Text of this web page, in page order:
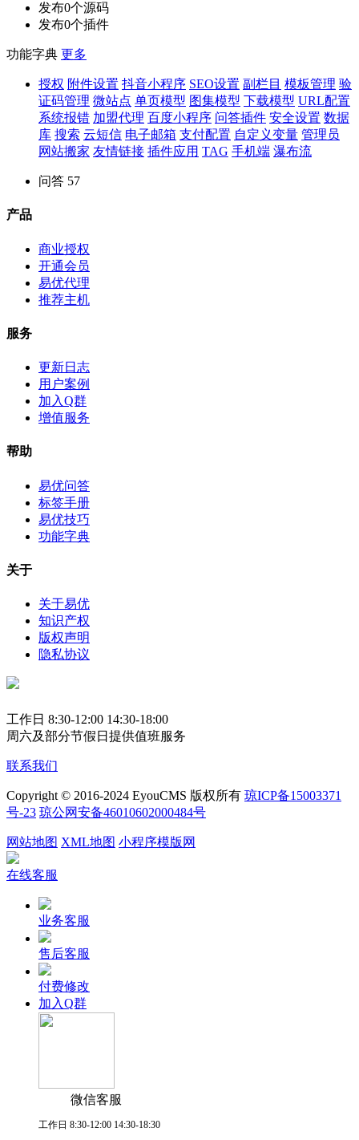
发布0个源码
发布0个插件
功能字典 更多
授权 附件设置 抖音小程序 SEO设置 副栏目 模板管理 验
证码管理 微站点 单页模型 图集模型 下载模型 URL配置
系统报错 加盟代理 百度小程序 问答插件 安全设置 数据
库 搜索 云短信 电子邮箱 支付配置 自定义变量 管理员
网站搬家 友情链接 插件应用 TAG 手机端 瀑布流
问答 57
产品
商业授权
开通会员
易优代理
推荐主机
服务
更新日志
用户案例
加入Q群
增值服务
帮助
易优问答
标签手册
易优技巧
功能字典
关于
关于易优
知识产权
版权声明
隐私协议
工作日 8:30-12:00 14:30-18:00
周六及部分节假日提供值班服务
联系我们
Copyright © 2016-2024 EyouCMS 版权所有 琼ICP备15003371
号-23 琼公网安备46010602000484号
网站地图 XML地图 小程序模版网
在线客服
业务客服
售后客服
付费修改
加入Q群
微信客服
工作日 8:30-12:00 14:30-18:30